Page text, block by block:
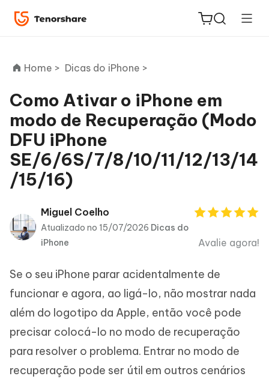
ReiBoot
for iOS
PDNob
PDF
iAnyGo
Home > Dicas do iPhone >
Como Ativar o iPhone em
modo de Recuperação (Modo
DFU iPhone
SE/6/6S/7/8/10/11/12/13/14
/15/16)
Miguel Coelho
Atualizado no 15/07/2026 Dicas do
iPhone
Avalie agora!
Se o seu iPhone parar acidentalmente de
funcionar e agora, ao ligá-lo, não mostrar nada
além do logotipo da Apple, então você pode
precisar colocá-lo no modo de recuperação
para resolver o problema. Entrar no modo de
recuperação pode ser útil em outros cenários